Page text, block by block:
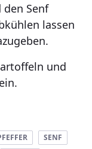
Senf
lassen
und
SENF